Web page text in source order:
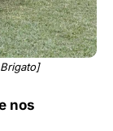
nos